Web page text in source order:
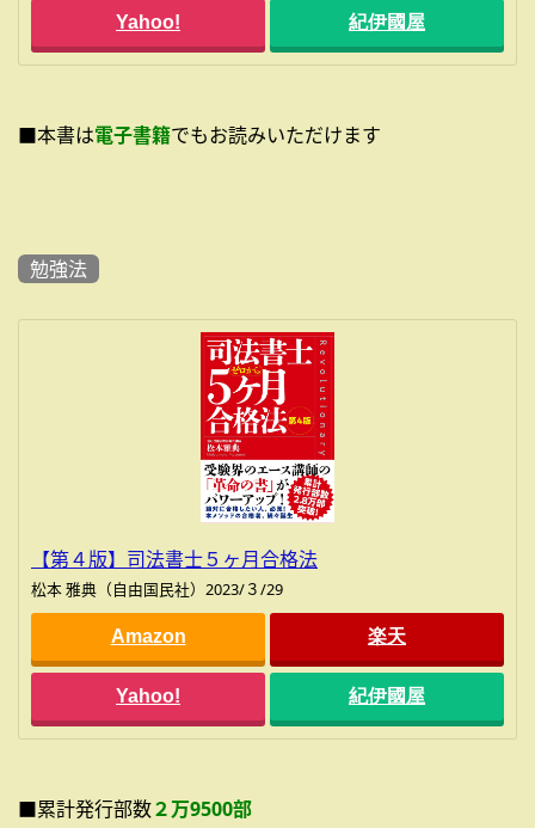
Yahoo! 紀伊國屋
■本書は電子書籍でもお読みいただけます
勉強法
【第４版】司法書士５ヶ月合格法
松本 雅典（自由国民社）2023/３/29
Amazon 楽天
Yahoo! 紀伊國屋
■累計発行部数２万9500部